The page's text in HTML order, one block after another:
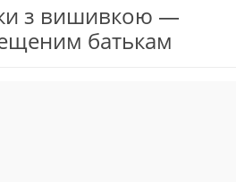
з вишивкою —
батькам